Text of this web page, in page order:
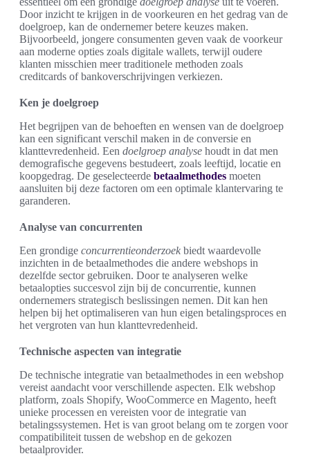
Door inzicht te krijgen in de voorkeuren en het gedrag van de
doelgroep, kan de ondernemer betere keuzes maken.
Bijvoorbeeld, jongere consumenten geven vaak de voorkeur
aan moderne opties zoals digitale wallets, terwijl oudere
klanten misschien meer traditionele methoden zoals
creditcards of bankoverschrijvingen verkiezen.
Ken je doelgroep
Het begrijpen van de behoeften en wensen van de doelgroep
kan een significant verschil maken in de conversie en
klanttevredenheid. Een doelgroep analyse houdt in dat men
demografische gegevens bestudeert, zoals leeftijd, locatie en
koopgedrag. De geselecteerde betaalmethodes moeten
aansluiten bij deze factoren om een optimale klantervaring te
garanderen.
Analyse van concurrenten
Een grondige concurrentieonderzoek biedt waardevolle
inzichten in de betaalmethodes die andere webshops in
dezelfde sector gebruiken. Door te analyseren welke
betaalopties succesvol zijn bij de concurrentie, kunnen
ondernemers strategisch beslissingen nemen. Dit kan hen
helpen bij het optimaliseren van hun eigen betalingsproces en
het vergroten van hun klanttevredenheid.
Technische aspecten van integratie
De technische integratie van betaalmethodes in een webshop
vereist aandacht voor verschillende aspecten. Elk webshop
platform, zoals Shopify, WooCommerce en Magento, heeft
unieke processen en vereisten voor de integratie van
betalingssystemen. Het is van groot belang om te zorgen voor
compatibiliteit tussen de webshop en de gekozen
betaalprovider.